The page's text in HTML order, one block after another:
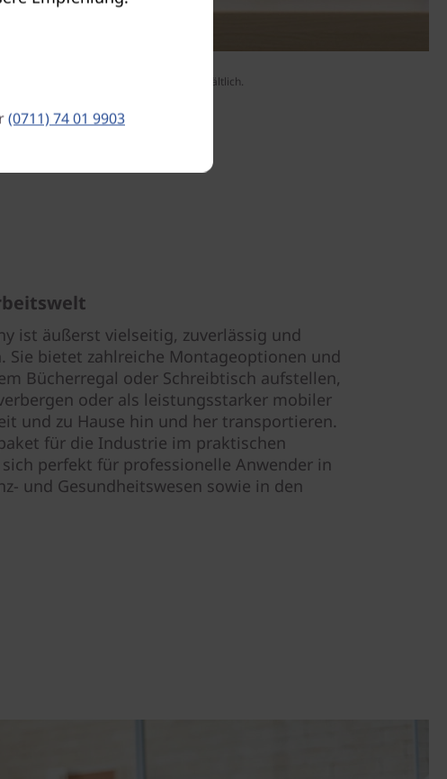
Der Monitor ist separat erhältlich.
ist äußerst vielseitig, zuverlässig und
Sie bietet zahlreiche Montageoptionen und
Bücherregal oder Schreibtisch aufstellen,
oder als leistungsstarker mobiler
und zu Hause hin und her transportieren.
für die Industrie im praktischen
perfekt für professionelle Anwender in
und Gesundheitswesen sowie in den
(0711) 74 01 9903